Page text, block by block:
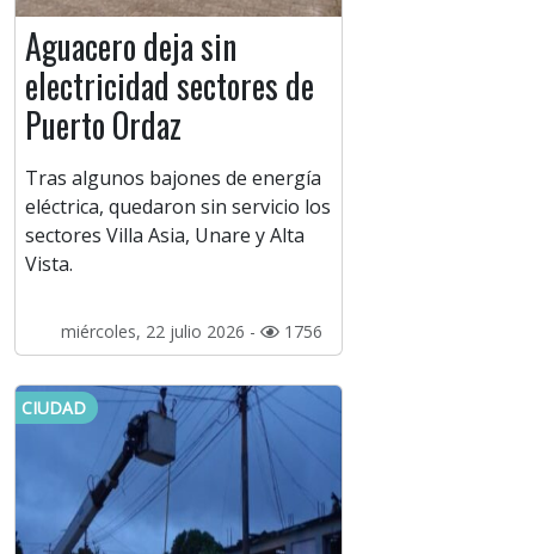
Aguacero deja sin
electricidad sectores de
Puerto Ordaz
Tras algunos bajones de energía
eléctrica, quedaron sin servicio los
sectores Villa Asia, Unare y Alta
Vista.
miércoles, 22 julio 2026 - 1756
CIUDAD